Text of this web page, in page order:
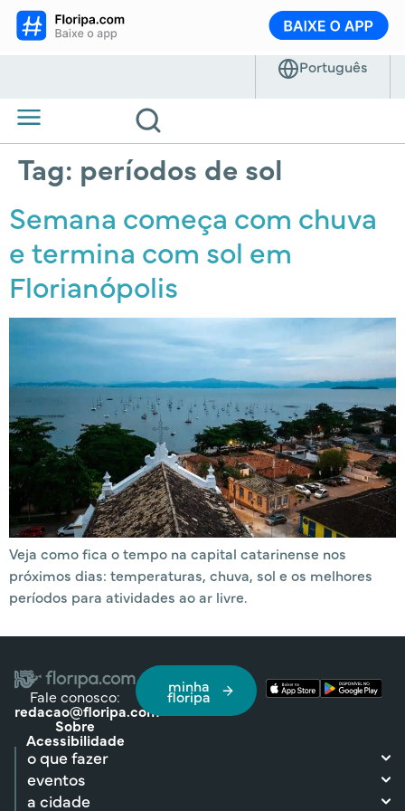
Tag: períodos de sol
Semana começa com chuva
e termina com sol em
Florianópolis
Veja como fica o tempo na capital catarinense nos
próximos dias: temperaturas, chuva, sol e os melhores
períodos para atividades ao ar livre.
Fale conosco:
redacao@floripa.com
Sobre
Acessibilidade
minha
floripa
o que fazer
eventos
a cidade